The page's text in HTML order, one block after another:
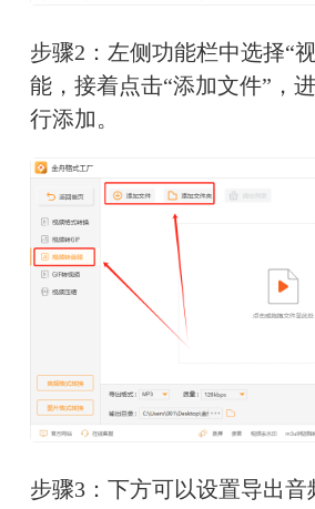
步骤2：左侧功能栏中选择“
能，接着点击“添加文件”，
行添加。
步骤3：下方可以设置导出音